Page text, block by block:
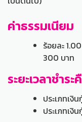
ค่าธรรมเนียม
ร้อยละ
300 บาท
ระยะเวลาชำร
ประเภทเงิ
ประเภทเงิ